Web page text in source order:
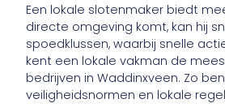
Een lokale slotenmaker biedt
directe omgeving komt, kan hij
spoedklussen, waarbij snelle
kent een lokale vakman de
bedrijven in Waddinxveen. Zo
veiligheidsnormen en lokale